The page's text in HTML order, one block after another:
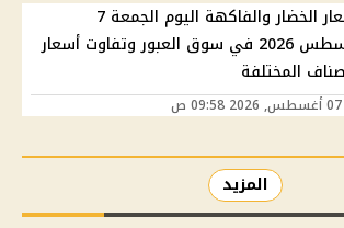
أسعار الخضار والفاكهة اليوم الجمعة 7
أغسطس 2026 في سوق العبور وتفاوت أسعار
المختلفة
المزيد